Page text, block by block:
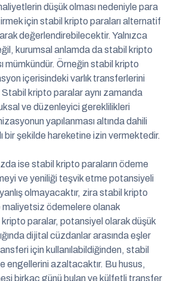
düşük olması nedeniyle para
için stabil kripto paraları alternatif
değerlendirebilecektir. Yalnızca
kurumsal anlamda da stabil kripto
mümkündür. Örneğin stabil kripto
içerisindeki varlık transferlerini
Stabil kripto paralar aynı zamanda
ve düzenleyici gereklilikleri
yapılanması altında dahili
bir şekilde hareketine izin vermektedir.
ise stabil kripto paraların ödeme
ve yeniliği teşvik etme potansiyeli
olmayacaktır, zira stabil kripto
maliyetsiz ödemelere olanak
kripto paralar, potansiyel olarak düşük
dijital cüzdanlar arasında eşler
için kullanılabildiğinden, stabil
engellerini azaltacaktır. Bu husus,
birkaç günü bulan ve külfetli transfer